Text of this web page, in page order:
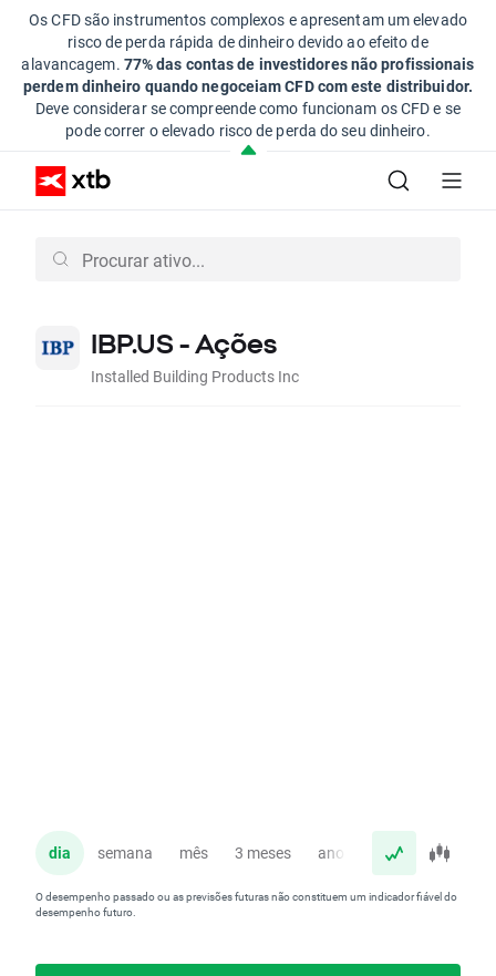
Os CFD são instrumentos complexos e apresentam um elevado
risco de perda rápida de dinheiro devido ao efeito de
alavancagem. 77% das contas de investidores não profissionais
perdem dinheiro quando negoceiam CFD com este distribuidor.
Deve considerar se compreende como funcionam os CFD e se
pode correr o elevado risco de perda do seu dinheiro.
IBP.US - Ações
Installed Building Products Inc
dia semana mês 3 meses ano
O desempenho passado ou as previsões futuras não constituem um indicador fiável do
desempenho futuro.